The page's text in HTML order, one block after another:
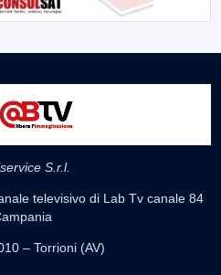
S.r.l.
televisivo di Lab Tv canale 84
– Torrioni (AV)